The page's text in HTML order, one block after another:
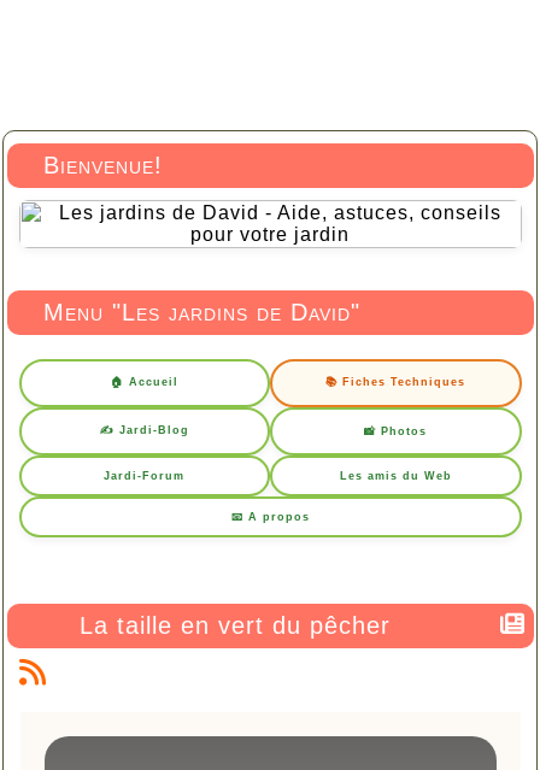
Bienvenue!
Menu "Les jardins de David"
🏠 Accueil 📚 Fiches Techniques
✍️ Jardi-Blog 📸 Photos
Jardi-Forum Les amis du Web
📧 A propos
La taille en vert du pêcher